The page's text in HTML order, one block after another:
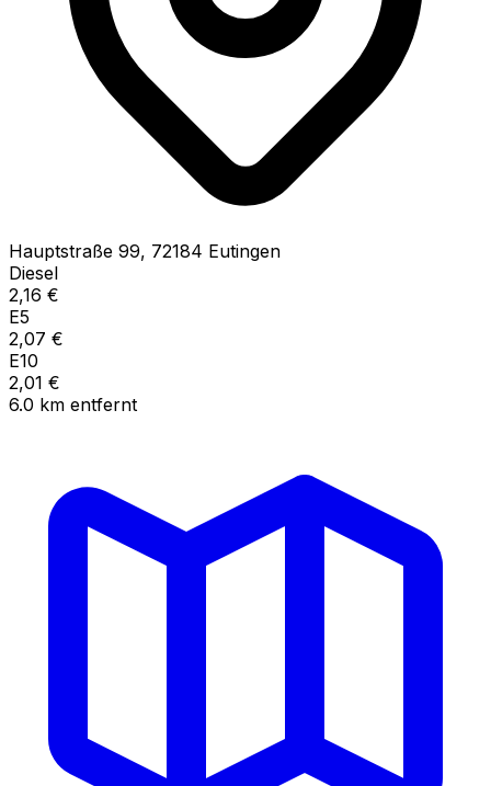
Hauptstraße 99, 72184 Eutingen
Diesel
2,16 €
E5
2,07 €
E10
2,01 €
6.0 km entfernt